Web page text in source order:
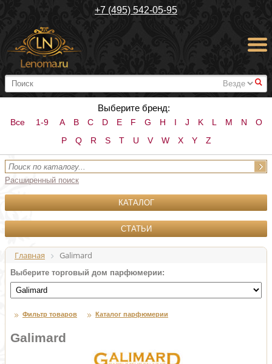
+7 (495) 542-05-95
#
Выберите бренд:
Все 1-9 A B C D E F G H I J K L M N
O
P
Q R S T U V W X Y Z
Расширенный поиск
КАТАЛОГ
СТАТЬИ
Главная Galimard
Выберите торговый дом парфюмерии:
Фильтр товаров Каталог парфюмерии
Galimard